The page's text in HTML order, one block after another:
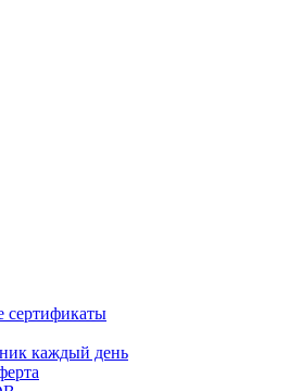
сертификаты
каждый день